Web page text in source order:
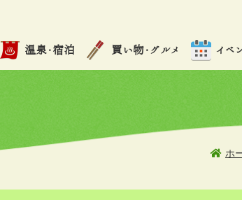
温泉・宿泊 買い物・グルメ イベ
ホ